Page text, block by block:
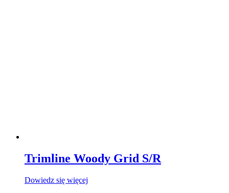
Trimline Woody Grid S/R
Dowiedz się więcej